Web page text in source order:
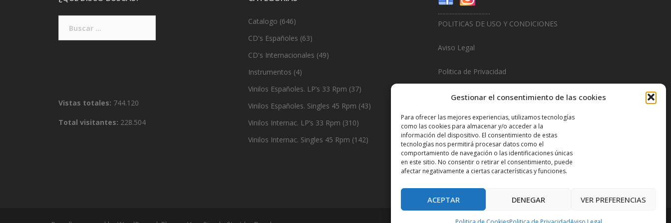
Gestionar el consentimiento de las cookies
Para ofrecer las mejores experiencias, utilizamos tecnologías
como las cookies para almacenar y/o acceder a la
información del dispositivo. El consentimiento de estas
tecnologías nos permitirá procesar datos como el
comportamiento de navegación o las identificaciones únicas
en este sitio. No consentir o retirar el consentimiento, puede
afectar negativamente a ciertas características y funciones.
ACEPTAR DENEGAR VER PREFERENCIAS
Vistas totales: 744.120
Total visitantes: 228.504
Catalogo (646)
CD's Españoles (63)
CD's Internacionales (49)
Instrumentos (4)
Vinilos Españoles. LP’s 33 Rpm (37)
Vinilos Españoles. Singles 45 Rpm (43)
Vinilos Internac. LP’s 33 Rpm (310)
Vinilos Internac. Singles 45 Rpm (142)
...................................
POLITICAS DE USO Y CONDICIONES
Aviso Legal
Politica de Privacidad
Politica de Cookies
Design & Promotions ByHitred.com